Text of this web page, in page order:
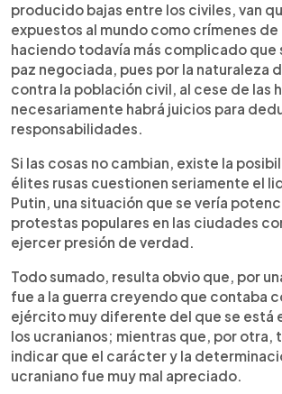
producido bajas entre los civiles, van
expuestos al mundo como crímenes de
haciendo todavía más complicado que
paz negociada, pues por la naturaleza
contra la población civil, al cese de las
necesariamente habrá juicios para
responsabilidades.
Si las cosas no cambian, existe la
élites rusas cuestionen seriamente el
Putin, una situación que se vería
protestas populares en las ciudades
ejercer presión de verdad.
Todo sumado, resulta obvio que, por
fue a la guerra creyendo que contaba
ejército muy diferente del que se está
los ucranianos; mientras que, por otra,
indicar que el carácter y la
ucraniano fue muy mal apreciado.